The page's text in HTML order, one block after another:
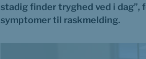
stadig finder tryghed ved i
symptomer til raskmelding.